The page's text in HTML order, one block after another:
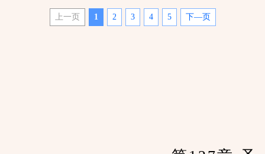
上一页 1 2 3 4 5 下—页